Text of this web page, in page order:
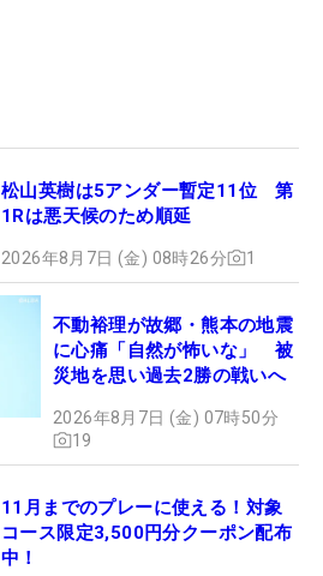
松山英樹は5アンダー暫定11位 第
1Rは悪天候のため順延
2026年8月7日 (金) 08時26分 1
不動裕理が故郷・熊本の地震
に心痛「自然が怖いな」 被
災地を思い過去2勝の戦いへ
2026年8月7日 (金) 07時50分
19
11月までのプレーに使える！対象
コース限定3,500円分クーポン配布
中！